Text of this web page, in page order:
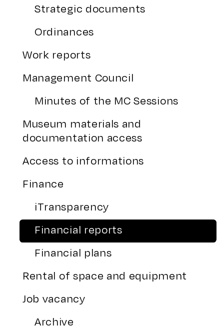
Strategic documents
Ordinances
Work reports
Management Council
Minutes of the MC Sessions
Museum materials and
documentation access
Access to informations
Finance
iTransparency
Financial reports
Financial plans
Rental of space and equipment
Job vacancy
Archive